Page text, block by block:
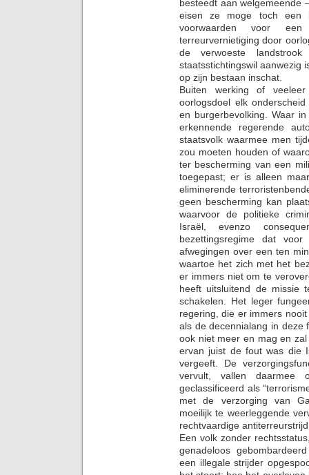
besteedt aan welgemeende
eisen ze moge toch een
voorwaarden voor
terreurvernietiging door
de verwoeste
staatsstichtingswil aanwezig
op zijn bestaan inschat.
Buiten werking of
oorlogsdoel elk
en burgerbevolking. Waar
erkennende regerende
staatsvolk waarmee men
zou moeten houden of
ter bescherming van een
toegepast; er is alleen
eliminerende
geen bescherming kan
waarvoor de politieke
Israël, evenzo
bezettingsregime dat
afwegingen over een ten
waartoe het zich met het
er immers niet om te
heeft uitsluitend de missie
schakelen. Het leger
regering, die er immers
als de decennialang in deze
ook niet meer en mag en
ervan juist de fout was die
vergeeft. De
vervult, vallen daarmee
geclassificeerd als
met de verzorging van
moeilijk te weerleggende
rechtvaardige
Een volk zonder
genadeloos
een illegale strijder